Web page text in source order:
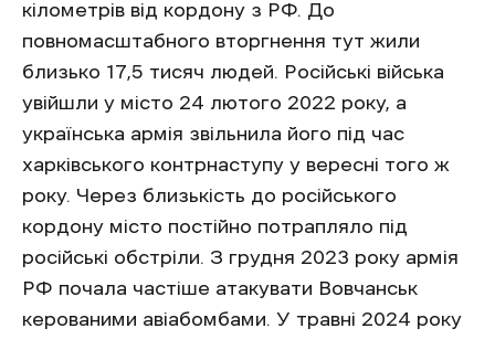
кілометрів від кордону з РФ. До
повномасштабного вторгнення тут жили
близько 17,5 тисяч людей. Російські війська
увійшли у місто 24 лютого 2022 року, а
українська армія звільнила його під час
харківського контрнаступу у вересні того ж
року. Через близькість до російського
кордону місто постійно потрапляло під
російські обстріли. З грудня 2023 року армія
РФ почала частіше атакувати Вовчанськ
керованими авіабомбами. У травні 2024 року